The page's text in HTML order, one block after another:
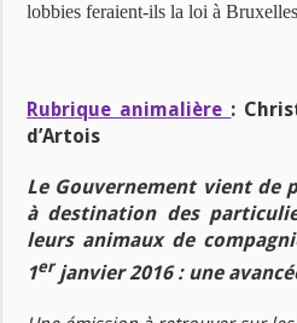
lobbies feraient-ils la loi à
Rubrique animalière :
d’Artois
Le Gouvernement vient de
à destination des
leurs animaux de
1erjanvier 2016 : une